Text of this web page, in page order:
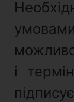
і